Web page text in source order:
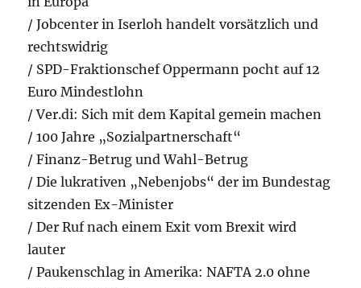
/ Jobcenter in Iserloh handelt vorsätzlich und
rechtswidrig
/ SPD-Fraktionschef Oppermann pocht auf 12
Euro Mindestlohn
/ Ver.di: Sich mit dem Kapital gemein machen
/ 100 Jahre „Sozialpartnerschaft“
/ Finanz-Betrug und Wahl-Betrug
/ Die lukrativen „Nebenjobs“ der im Bundestag
sitzenden Ex-Minister
/ Der Ruf nach einem Exit vom Brexit wird
lauter
/ Paukenschlag in Amerika: NAFTA 2.0 ohne